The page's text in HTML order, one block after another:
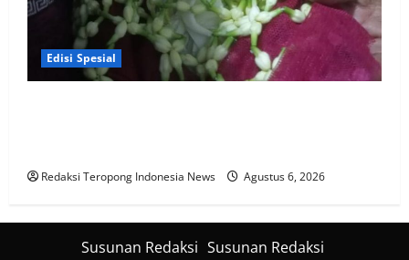
Edisi Spesial
Redaksi Teropong Indonesia News Agustus 6, 2026
Susunan Redaksi Susunan Redaksi